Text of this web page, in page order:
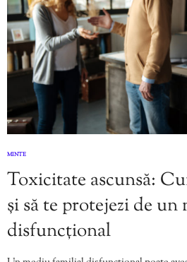
MINTE
Toxicitate ascunsă:
și să te protejezi de
disfuncțional